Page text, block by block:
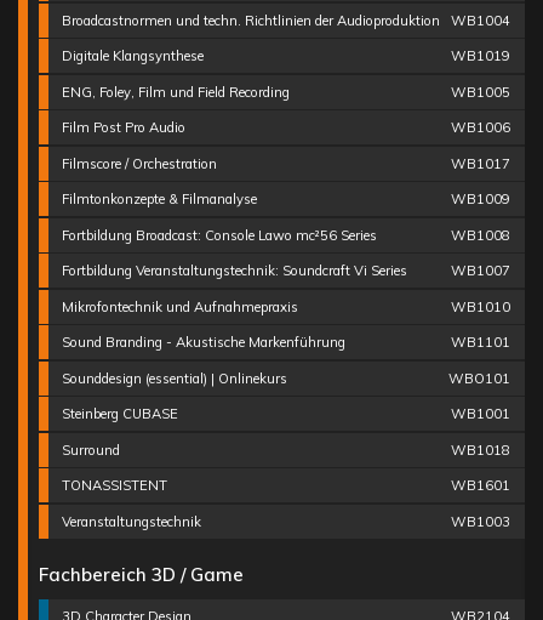
Broadcastnormen und techn. Richtlinien der Audioproduktion WB1004
Digitale Klangsynthese WB1019
ENG, Foley, Film und Field Recording WB1005
Film Post Pro Audio WB1006
Filmscore / Orchestration WB1017
Filmtonkonzepte & Filmanalyse WB1009
Fortbildung Broadcast: Console Lawo mc²56 Series WB1008
Fortbildung Veranstaltungstechnik: Soundcraft Vi Series WB1007
Mikrofontechnik und Aufnahmepraxis WB1010
Sound Branding - Akustische Markenführung WB1101
Sounddesign (essential) | Onlinekurs WBO101
Steinberg CUBASE WB1001
Surround WB1018
TONASSISTENT WB1601
Veranstaltungstechnik WB1003
Fachbereich 3D / Game